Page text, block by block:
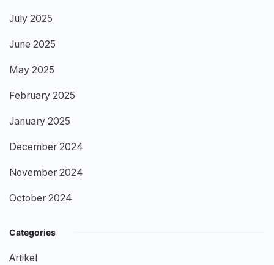
July 2025
June 2025
May 2025
February 2025
January 2025
December 2024
November 2024
October 2024
Categories
Artikel